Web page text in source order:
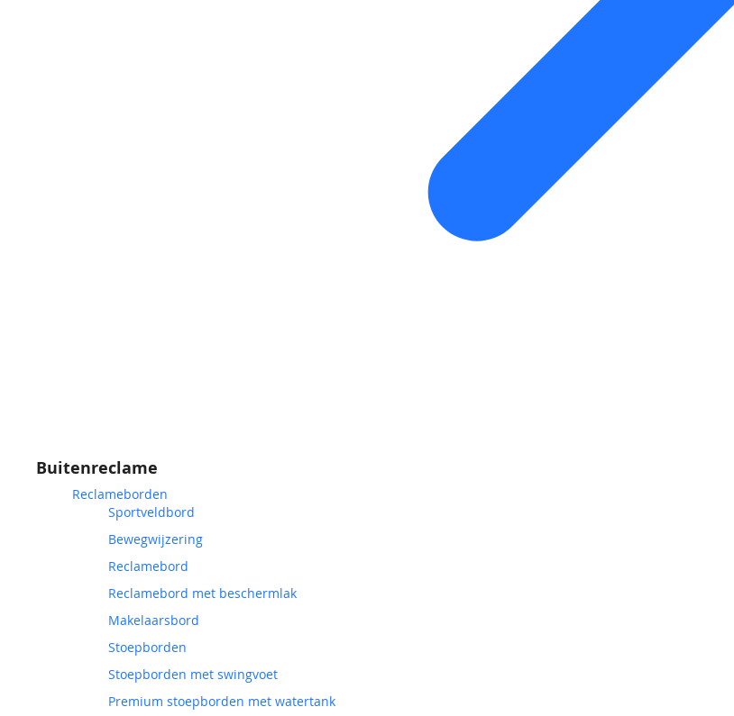
Buitenreclame
Reclameborden
Sportveldbord
Bewegwijzering
Reclamebord
Reclamebord met beschermlak
Makelaarsbord
Stoepborden
Stoepborden met swingvoet
Premium stoepborden met watertank